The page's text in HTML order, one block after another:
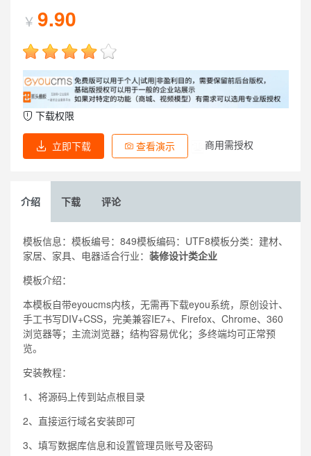
￥ 9.90
下载权限
立即下载 查看演示 商用需授权
介绍 下载 评论
模板信息：模板编号：849模板编码：UTF8模板分类：建材、
家居、家具、电器适合行业： 装修设计类企业
模板介绍：
本模板自带eyoucms内核，无需再下载eyou系统，原创设计、
手工书写DIV+CSS，完美兼容IE7+、Firefox、Chrome、360
浏览器等；主流浏览器；结构容易优化；多终端均可正常预
览。
安装教程：
1、将源码上传到站点根目录
2、直接运行域名安装即可
3、填写数据库信息和设置管理员账号及密码